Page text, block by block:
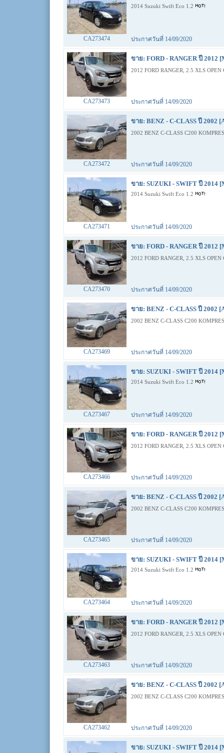
2014 Suzuki Swift Eco 1.2
CA273474 ประกาศวันที่ 14/09/2020
ขาย: FORD - RANGER ปี 2012
2012 FORD RANGER, 2.5 XLS
CA273473 ประกาศวันที่ 14/09/2020
ขาย: BENZ - C-CLASS ปี 2002
2002 BENZ C-CLASS C200
CA273472 ประกาศวันที่ 14/09/2020
ขาย: SUZUKI - SWIFT ปี 2014
2014 Suzuki Swift Eco 1.2
CA273471 ประกาศวันที่ 14/09/2020
ขาย: FORD - RANGER ปี 2012
2012 FORD RANGER, 2.5 XLS
CA273470 ประกาศวันที่ 14/09/2020
ขาย: BENZ - C-CLASS ปี 2002
2002 BENZ C-CLASS C200
CA273469 ประกาศวันที่ 14/09/2020
ขาย: SUZUKI - SWIFT ปี 2014
2014 Suzuki Swift Eco 1.2
CA273467 ประกาศวันที่ 14/09/2020
ขาย: FORD - RANGER ปี 2012
2012 FORD RANGER, 2.5 XLS
CA273466 ประกาศวันที่ 14/09/2020
ขาย: BENZ - C-CLASS ปี 2002
2002 BENZ C-CLASS C200
CA273465 ประกาศวันที่ 14/09/2020
ขาย: SUZUKI - SWIFT ปี 2014
2014 Suzuki Swift Eco 1.2
CA273464 ประกาศวันที่ 14/09/2020
ขาย: FORD - RANGER ปี 2012
2012 FORD RANGER, 2.5 XLS
CA273463 ประกาศวันที่ 14/09/2020
ขาย: BENZ - C-CLASS ปี 2002
2002 BENZ C-CLASS C200
CA273462 ประกาศวันที่ 14/09/2020
ขาย: SUZUKI - SWIFT ปี 2014